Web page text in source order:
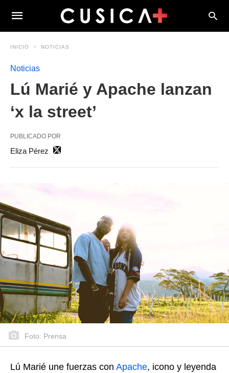
INICIO NOTICIAS
Noticias
Lú Marié y Apache lanzan
‘x la street’
PUBLICADO POR
Eliza Pérez
Foto: Prensa
Lú Marié une fuerzas con Apache, icono y leyenda